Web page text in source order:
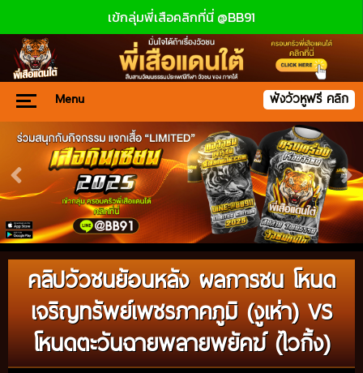
เข้กลุ่มพี่เสือคลิกที่นี่ @BB91
Menu ฟังวัวหูฟรี คลิก
คลิปวัวชนย้อนหลัง ผลการชน โหนด
เจริญทรัพย์เพชรภาคภูมิ (งูเห่า) VS
โหนดตะวันฉายพลายพยัคฆ์ (ไวกิ้ง)